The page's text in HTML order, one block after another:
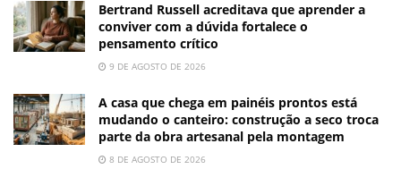
Bertrand Russell acreditava que aprender a
conviver com a dúvida fortalece o
pensamento crítico
9 DE AGOSTO DE 2026
A casa que chega em painéis prontos está
mudando o canteiro: construção a seco troca
parte da obra artesanal pela montagem
8 DE AGOSTO DE 2026